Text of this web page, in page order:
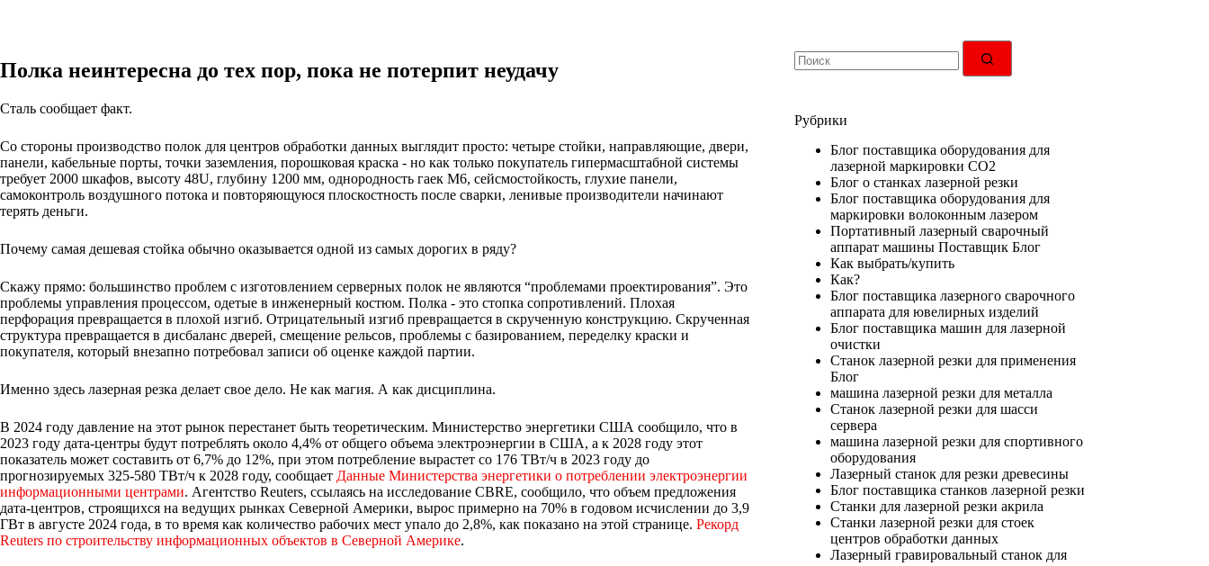
Полка неинтересна до тех пор, пока не потерпит неудачу
Сталь сообщает факт.
Со стороны производство полок для центров обработки данных выглядит просто: четыре стойки, направляющие, двери,
панели, кабельные порты, точки заземления, порошковая краска - но как только покупатель гипермасштабной системы
требует 2000 шкафов, высоту 48U, глубину 1200 мм, однородность гаек M6, сейсмостойкость, глухие панели,
самоконтроль воздушного потока и повторяющуюся плоскостность после сварки, ленивые производители начинают
терять деньги.
Почему самая дешевая стойка обычно оказывается одной из самых дорогих в ряду?
Скажу прямо: большинство проблем с изготовлением серверных полок не являются “проблемами проектирования”. Это
проблемы управления процессом, одетые в инженерный костюм. Полка - это стопка сопротивлений. Плохая
перфорация превращается в плохой изгиб. Отрицательный изгиб превращается в скрученную конструкцию. Скрученная
структура превращается в дисбаланс дверей, смещение рельсов, проблемы с базированием, переделку краски и
покупателя, который внезапно потребовал записи об оценке каждой партии.
Именно здесь лазерная резка делает свое дело. Не как магия. А как дисциплина.
В 2024 году давление на этот рынок перестанет быть теоретическим. Министерство энергетики США сообщило, что в
2023 году дата-центры будут потреблять около 4,4% от общего объема электроэнергии в США, а к 2028 году этот
показатель может составить от 6,7% до 12%, при этом потребление вырастет со 176 ТВт/ч в 2023 году до
прогнозируемых 325-580 ТВт/ч к 2028 году, сообщает Данные Министерства энергетики о потреблении электроэнергии
информационными центрами. Агентство Reuters, ссылаясь на исследование CBRE, сообщило, что объем предложения
дата-центров, строящихся на ведущих рынках Северной Америки, вырос примерно на 70% в годовом исчислении до 3,9
ГВт в августе 2024 года, в то время как количество рабочих мест упало до 2,8%, как показано на этой странице. Рекорд
Reuters по строительству информационных объектов в Северной Америке.
не
Рубрики
Блог поставщика оборудования для
лазерной маркировки CO2
Блог о станках лазерной резки
Блог поставщика оборудования для
маркировки волоконным лазером
Портативный лазерный сварочный
аппарат машины Поставщик Блог
Как выбрать/купить
Как?
Блог поставщика лазерного сварочного
аппарата для ювелирных изделий
Блог поставщика машин для лазерной
очистки
Станок лазерной резки для применения
Блог
машина лазерной резки для металла
Станок лазерной резки для шасси
сервера
машина лазерной резки для спортивного
оборудования
Лазерный станок для резки древесины
Блог поставщика станков лазерной резки
Станки для лазерной резки акрила
Станки лазерной резки для стоек
центров обработки данных
Лазерный гравировальный станок для